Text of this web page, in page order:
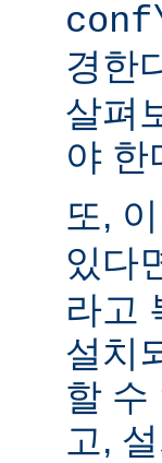
경한
살펴
야 한
또, 이
있다
라고
설치
할 수
고,